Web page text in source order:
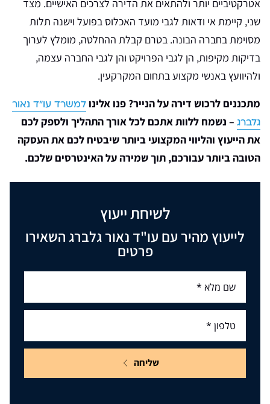
אטרקטיביים יותר ולהתאים את הדירה לצרכים האישיים. מצד
שני, קיימת אי ודאות לגבי מועד האכלוס בפועל וישנה תלות
מסוימת בחברה הבונה. בטרם קבלת ההחלטה, מומלץ לערוך
בדיקות מקיפות, הן לגבי הפרויקט והן לגבי החברה עצמה,
ולהיוועץ באנשי מקצוע בתחום המקרקעין.
מתכננים לרכוש דירה על הנייר? פנו אלינו למשרד עו"ד נאור
גלברג – נשמח ללוות אתכם לכל אורך התהליך ולספק לכם
את הייעוץ והליווי המקצועי ביותר שיבטיח לכם את העסקה
הטובה ביותר עבורכם, תוך שמירה על האינטרסים שלכם.
לשיחת ייעוץ
לייעוץ מהיר עם עו"ד נאור גלברג השאירו
פרטים
שליחה